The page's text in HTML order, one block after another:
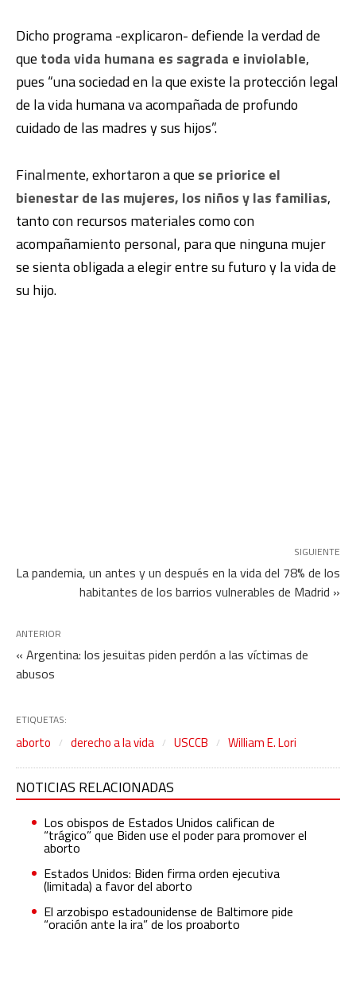
Dicho programa -explicaron- defiende la verdad de
que toda vida humana es sagrada e inviolable,
pues “una sociedad en la que existe la protección legal
de la vida humana va acompañada de profundo
cuidado de las madres y sus hijos”.
Finalmente, exhortaron a que se priorice el
bienestar de las mujeres, los niños y las familias,
tanto con recursos materiales como con
acompañamiento personal, para que ninguna mujer
se sienta obligada a elegir entre su futuro y la vida de
su hijo.
SIGUIENTE
La pandemia, un antes y un después en la vida del 78% de los
habitantes de los barrios vulnerables de Madrid »
ANTERIOR
« Argentina: los jesuitas piden perdón a las víctimas de
abusos
ETIQUETAS:
aborto derecho a la vida USCCB William E. Lori
NOTICIAS RELACIONADAS
Los obispos de Estados Unidos califican de
“trágico” que Biden use el poder para promover el
aborto
Estados Unidos: Biden firma orden ejecutiva
(limitada) a favor del aborto
El arzobispo estadounidense de Baltimore pide
“oración ante la ira” de los proaborto